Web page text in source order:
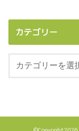
カテゴリー